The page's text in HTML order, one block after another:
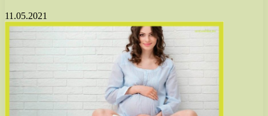
11.05.2021